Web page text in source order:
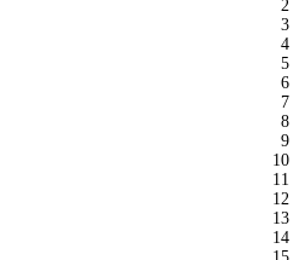
2
3
4
5
6
7
8
9
10
11
12
13
14